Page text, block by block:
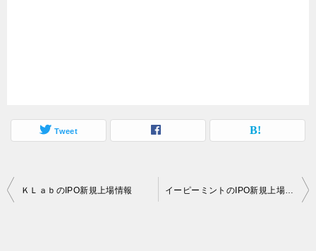
Tweet
投
ＫＬａｂのIPO新規上場情報 イーピーミントのIPO新規上場情報